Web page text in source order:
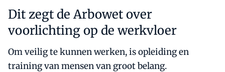
Dit zegt de Arbowet over
voorlichting op de werkvloer
Om veilig te kunnen werken, is opleiding en
training van mensen van groot belang.